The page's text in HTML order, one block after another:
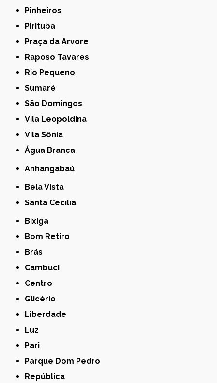
Pinheiros
Pirituba
Praça da Arvore
Raposo Tavares
Rio Pequeno
Sumaré
São Domingos
Vila Leopoldina
Vila Sônia
Água Branca
Anhangabaú
Bela Vista
Santa Cecília
Bixiga
Bom Retiro
Brás
Cambuci
Centro
Glicério
Liberdade
Luz
Pari
Parque Dom Pedro
República